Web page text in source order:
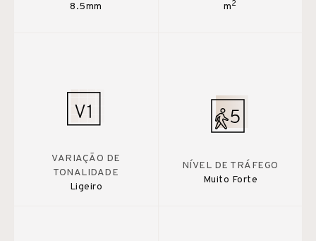
8.5mm
m2
VARIAÇÃO DE
TONALIDADE
Ligeiro
NÍVEL DE TRÁFEGO
Muito Forte